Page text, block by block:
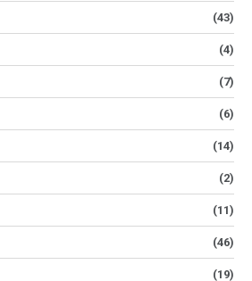
(43)
(4)
(7)
(6)
(14)
(2)
(11)
(46)
(19)